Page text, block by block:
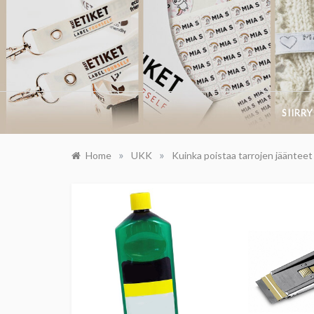
content
Home » UKK » Kuinka poistaa tarrojen